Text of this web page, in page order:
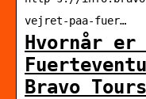
vejret-paa-fuer…
Hvornår
Bravo Tours